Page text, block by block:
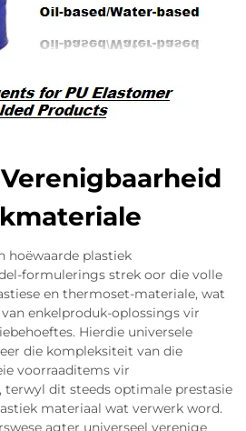
hoëwaarde plastiek
formulerings strek oor die volle
en thermoset-materiale, wat
enkelproduk-oplossings vir
Hierdie universele
die kompleksiteit van die
voorraaditems vir
dit steeds optimale prestasie
materiaal wat verwerk word.
agter universeel verenige